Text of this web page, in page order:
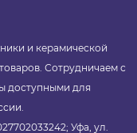
и керамической
Сотрудничаем с
доступными для
Уфа, ул.